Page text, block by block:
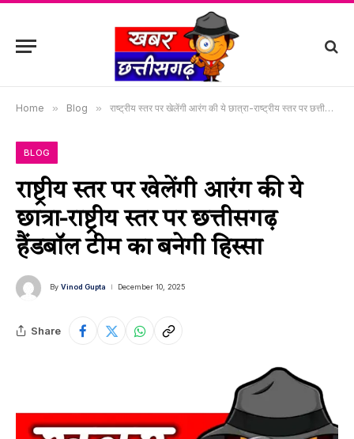
Home » Blog » राष्ट्रीय स्तर पर खेलेंगी आरंग की ये छात्रा-राष्ट्रीय स्तर पर छत्तीसगढ़ हैंडबॉल टीम का बनेगी हिस्सा
BLOG
राष्ट्रीय स्तर पर खेलेंगी आरंग की ये
छात्रा-राष्ट्रीय स्तर पर छत्तीसगढ़
हैंडबॉल टीम का बनेगी हिस्सा
By Vinod Gupta December 10, 2025
Share